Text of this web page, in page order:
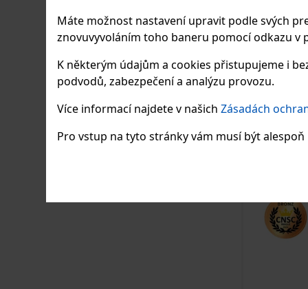
Máte možnost nastavení upravit podle svých
znovuvyvoláním toho baneru pomocí odkazu v
K některým údajům a cookies přistupujeme i
podvodů, zabezpečení a analýzu provozu.
Více informací najdete v našichZásadách
Pro vstup na tyto stránky vám musí být
Skladem